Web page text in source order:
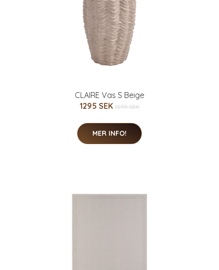
CLAIRE Vas S Beige
1295 SEK 1395 SEK
MER INFO!